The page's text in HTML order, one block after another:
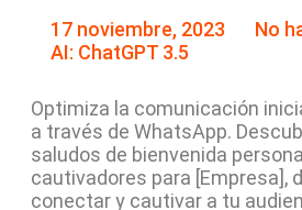
17 noviembre, 2023
No
AI: ChatGPT 3.5
Optimiza la comunicación
a través de WhatsApp.
saludos de bienvenida
cautivadores para [Empresa],
conectar y cautivar a tu